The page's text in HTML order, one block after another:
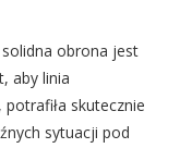
obrona jest
aby linia
skutecznie
sytuacji pod